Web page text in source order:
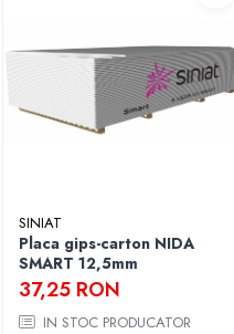
SINIAT
Placa gips-carton NIDA
SMART 12,5mm
37,25 RON
IN STOC PRODUCATOR